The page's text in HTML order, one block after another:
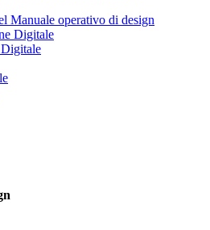
Manuale operativo di design